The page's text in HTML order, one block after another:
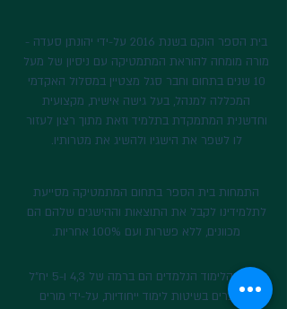
בית הספר הוקם בשנת 2016 על-ידי יהונתן סעדה -
מורה מומחה להוראת המתמטיקה עם ניסיון של מעל
10 שנים בתחום וחבר סגל מצטיין במסלול האקדמי
המכללה למנהל, בעל גישה אישית, מקצועית
וחדשנית המתמקדת בתלמיד וזאת מתוך רצון לעזור
לו לשפר את הישגיו ולהשיג את מטרותיו.
התמחות בית הספר בתחום המתמטיקה מסייעת
לתלמידינו לקבל את התוצאות וההישגים שלהם הם
מכוונים, ללא פשרות ועם 100% אחריות.
קורסי הלימוד הנלמדים הם ברמה של 4,3 ו-5 יח״ל
ומועברים בשיטות לימוד ייחודיות, על-ידי מורים